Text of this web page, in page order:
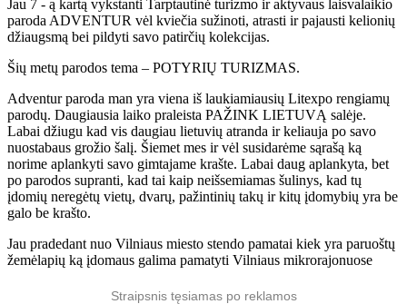
Jau 7 - ą kartą vykstanti Tarptautinė turizmo ir aktyvaus laisvalaikio
paroda ADVENTUR vėl kviečia sužinoti, atrasti ir pajausti kelionių
džiaugsmą bei pildyti savo patirčių kolekcijas.
Šių metų parodos tema – POTYRIŲ TURIZMAS.
Adventur paroda man yra viena iš laukiamiausių Litexpo rengiamų
parodų. Daugiausia laiko praleista PAŽINK LIETUVĄ salėje.
Labai džiugu kad vis daugiau lietuvių atranda ir keliauja po savo
nuostabaus grožio šalį. Šiemet mes ir vėl susidarėme sąrašą ką
norime aplankyti savo gimtajame krašte. Labai daug aplankyta, bet
po parodos supranti, kad tai kaip neišsemiamas šulinys, kad tų
įdomių neregėtų vietų, dvarų, pažintinių takų ir kitų įdomybių yra be
galo be krašto.
Jau pradedant nuo Vilniaus miesto stendo pamatai kiek yra paruoštų
žemėlapių ką įdomaus galima pamatyti Vilniaus mikrorajonuose
Straipsnis tęsiamas po reklamos